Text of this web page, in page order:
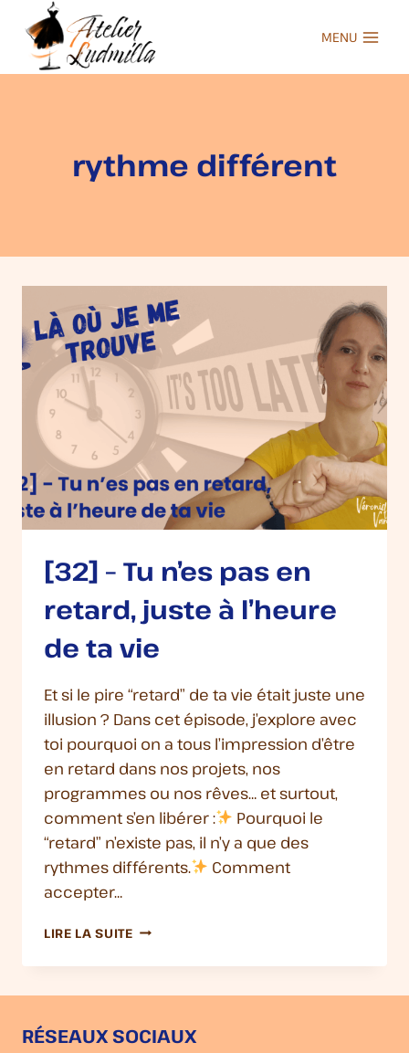
contenu
MENU
rythme différent
[32] – Tu n’es pas en
retard, juste à l’heure
de ta vie
Et si le pire “retard” de ta vie était juste une
illusion ? Dans cet épisode, j’explore avec
toi pourquoi on a tous l’impression d’être
en retard dans nos projets, nos
programmes ou nos rêves… et surtout,
comment s’en libérer :
Pourquoi le
“retard” n’existe pas, il n’y a que des
rythmes différents.
Comment
accepter…
LIRE LA SUITE[32]
TU
RETARD,
RÉSEAUX SOCIAUX